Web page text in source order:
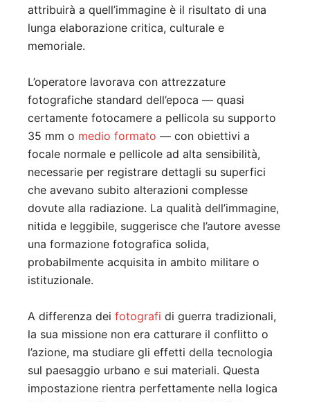
attribuirà a quell’immagine è il risultato di una
lunga elaborazione critica, culturale e
memoriale.
L’operatore lavorava con attrezzature
fotografiche standard dell’epoca — quasi
certamente fotocamere a pellicola su supporto
35 mm o medio formato — con obiettivi a
focale normale e pellicole ad alta sensibilità,
necessarie per registrare dettagli su superfici
che avevano subito alterazioni complesse
dovute alla radiazione. La qualità dell’immagine,
nitida e leggibile, suggerisce che l’autore avesse
una formazione fotografica solida,
probabilmente acquisita in ambito militare o
istituzionale.
A differenza dei fotografi di guerra tradizionali,
la sua missione non era catturare il conflitto o
l’azione, ma studiare gli effetti della tecnologia
sul paesaggio urbano e sui materiali. Questa
impostazione rientra perfettamente nella logica